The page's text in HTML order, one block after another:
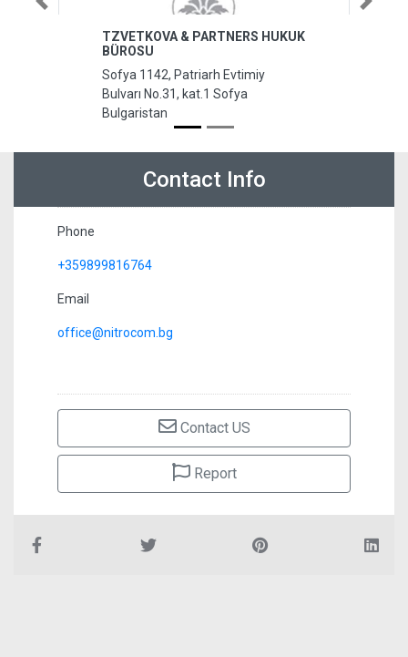
TZVETKOVA & PARTNERS HUKUK
BÜROSU
Sofya 1142, Patriarh Evtimiy
Bulvarı No.31, kat.1 Sofya
Bulgaristan
Previous Next
Contact Info
Phone
+359899816764
Email
office@nitrocom.bg
Contact US
Report